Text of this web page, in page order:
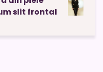
slit frontal